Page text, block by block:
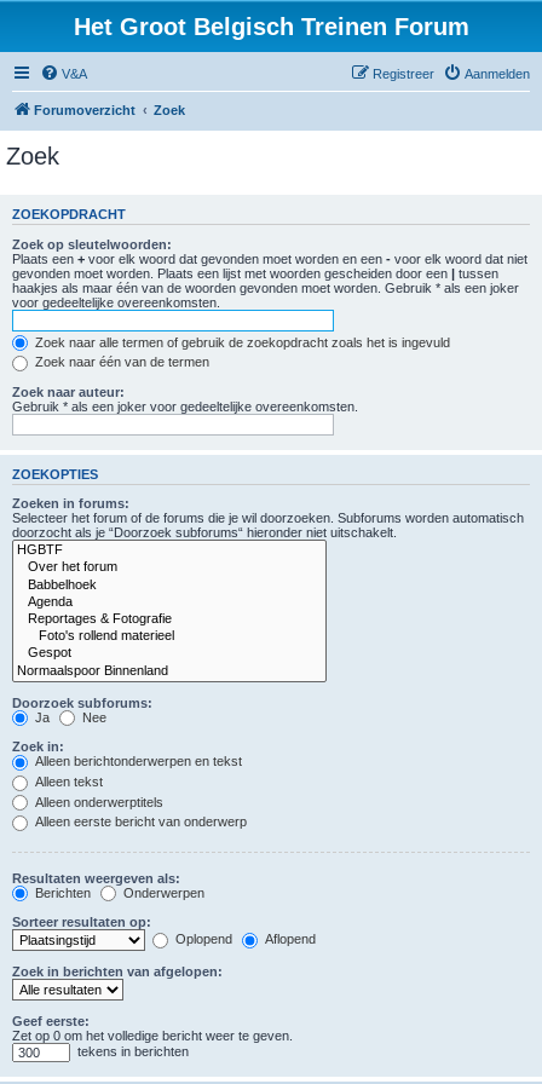
Het Groot Belgisch Treinen Forum
V&A Aanmelden
Registreer
Forumoverzicht Zoek
Zoek
ZOEKOPDRACHT
Zoek op sleutelwoorden:
Plaats een + voor elk woord dat gevonden moet worden en een - voor elk woord dat niet
gevonden moet worden. Plaats een lijst met woorden gescheiden door een | tussen
haakjes als maar één van de woorden gevonden moet worden. Gebruik * als een joker
voor gedeeltelijke overeenkomsten.
Zoek naar alle termen of gebruik de zoekopdracht zoals het is ingevuld
Zoek naar één van de termen
Zoek naar auteur:
Gebruik * als een joker voor gedeeltelijke overeenkomsten.
ZOEKOPTIES
Zoeken in forums:
Selecteer het forum of de forums die je wil doorzoeken. Subforums worden automatisch
doorzocht als je “Doorzoek subforums“ hieronder niet uitschakelt.
Doorzoek subforums:
Ja
Nee
Zoek in:
Alleen berichtonderwerpen en tekst
Alleen tekst
Alleen onderwerptitels
Alleen eerste bericht van onderwerp
Resultaten weergeven als:
Berichten
Onderwerpen
Sorteer resultaten op:
Oplopend
Aflopend
Zoek in berichten van afgelopen:
Geef eerste:
Zet op 0 om het volledige bericht weer te geven.
tekens in berichten